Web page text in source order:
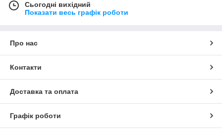
Сьогодні вихідний
Показати весь графік роботи
Про нас
Контакти
Доставка та оплата
Графік роботи